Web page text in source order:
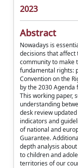
2023
Abstract
Nowadays is
decisions that
community to make
fundamental rights:
Convention on the
by the 2030 Agenda
This working paper,
understanding
desk review
indicators and
of national and
Guarantee.
depth analysis
to children and
territories of our